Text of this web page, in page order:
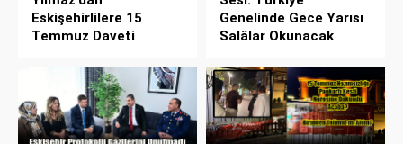
Eskişehirlilere 15
Temmuz Daveti
Genelinde Gece Yarısı
Salâlar Okunacak